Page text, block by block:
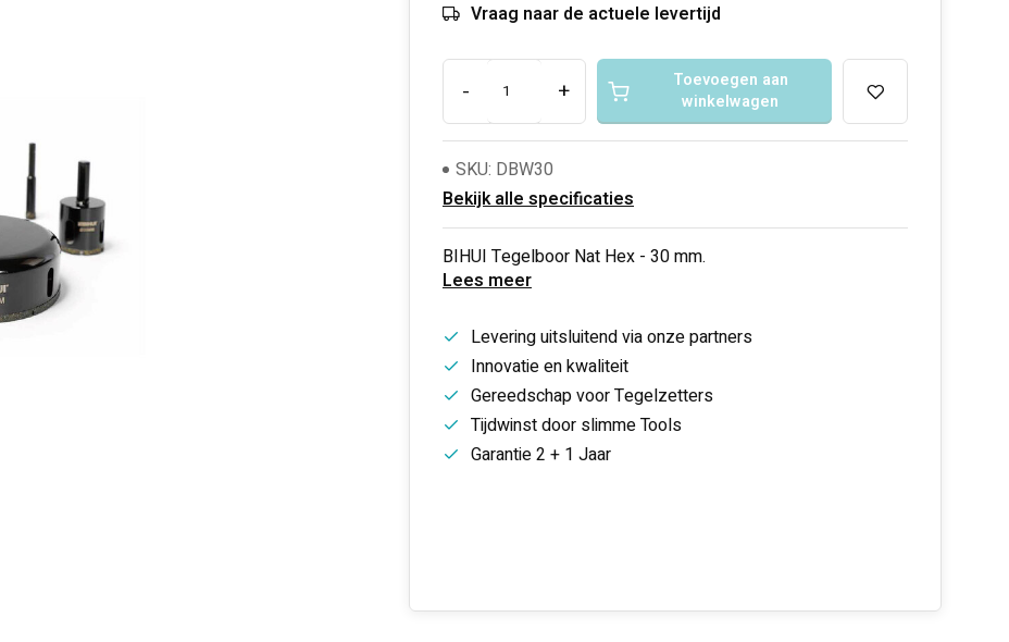
Vraag naar de actuele levertijd
- +
Toevoegen aan
winkelwagen
SKU: DBW30
Bekijk alle specificaties
BIHUI Tegelboor Nat Hex - 30 mm.
Lees meer
Levering uitsluitend via onze partners
Innovatie en kwaliteit
Gereedschap voor Tegelzetters
Tijdwinst door slimme Tools
Garantie 2 + 1 Jaar